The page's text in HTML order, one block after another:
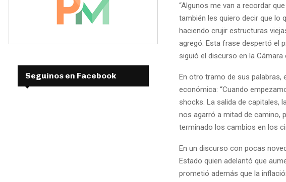
“Algunos me van a recordar
también les quiero decir que lo
haciendo crujir estructuras
agregó. Esta frase despertó el
siguió el discurso en la Cámara
En otro tramo de sus palabras,
económica: “Cuando
shocks. La salida de capitales,
nos agarró a mitad de camino,
terminado los cambios en los
En un discurso con pocas
Estado quien adelantó que
prometió además que la
Seguinos en Facebook